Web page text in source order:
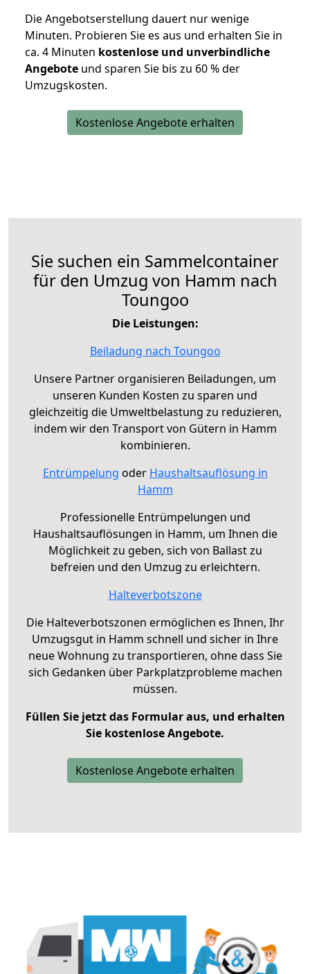
Die Angebotserstellung dauert nur wenige
Minuten. Probieren Sie es aus und erhalten Sie in
ca. 4 Minuten kostenlose und unverbindliche
Angebote und sparen Sie bis zu 60 % der
Umzugskosten.
Kostenlose Angebote erhalten
Sie suchen ein Sammelcontainer
für den Umzug von Hamm nach
Toungoo
Die Leistungen:
Beiladung nach Toungoo
Unsere Partner organisieren Beiladungen, um
unseren Kunden Kosten zu sparen und
gleichzeitig die Umweltbelastung zu reduzieren,
indem wir den Transport von Gütern in Hamm
kombinieren.
Entrümpelung oder Haushaltsauflösung in
Hamm
Professionelle Entrümpelungen und
Haushaltsauflösungen in Hamm, um Ihnen die
Möglichkeit zu geben, sich von Ballast zu
befreien und den Umzug zu erleichtern.
Halteverbotszone
Die Halteverbotszonen ermöglichen es Ihnen, Ihr
Umzugsgut in Hamm schnell und sicher in Ihre
neue Wohnung zu transportieren, ohne dass Sie
sich Gedanken über Parkplatzprobleme machen
müssen.
Füllen Sie jetzt das Formular aus, und erhalten
Sie kostenlose Angebote.
Kostenlose Angebote erhalten